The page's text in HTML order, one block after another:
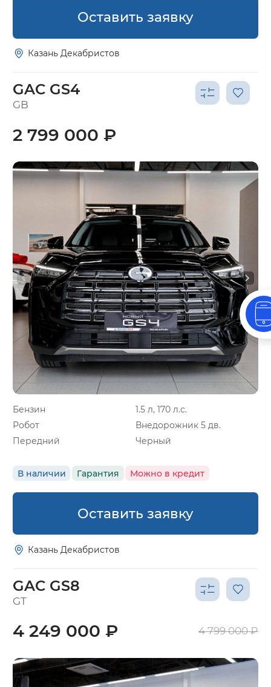
Оставить заявку
Казань Декабристов
GAC GS4
GB
Бензин
1.5 л, 170 л.с.
Робот
Внедорожник 5 дв.
Передний
Черный
В наличии Гарантия Можно в кредит
2 799 000 ₽
Оставить заявку
Казань Декабристов
GAC GS8
GT
4 249 000 ₽ 4 799 000 ₽